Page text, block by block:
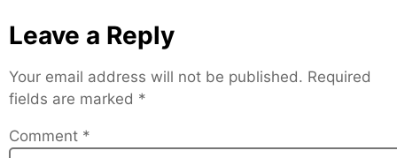
Leave a Reply
Your email address will not be published. Required
fields are marked *
Comment *